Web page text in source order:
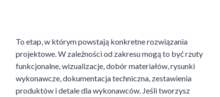
To etap, w którym powstają konkretne rozwiązania
projektowe. W zależności od zakresu mogą to być rzuty
funkcjonalne, wizualizacje, dobór materiałów, rysunki
wykonawcze, dokumentacja techniczna, zestawienia
produktów i detale dla wykonawców. Jeśli tworzysz